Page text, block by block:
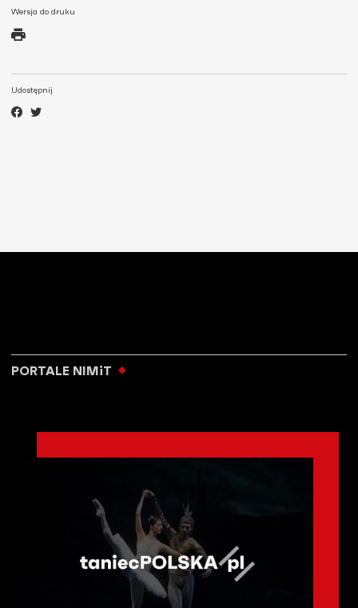
Wersja do druku
Udostępnij
PORTALE NIMiT